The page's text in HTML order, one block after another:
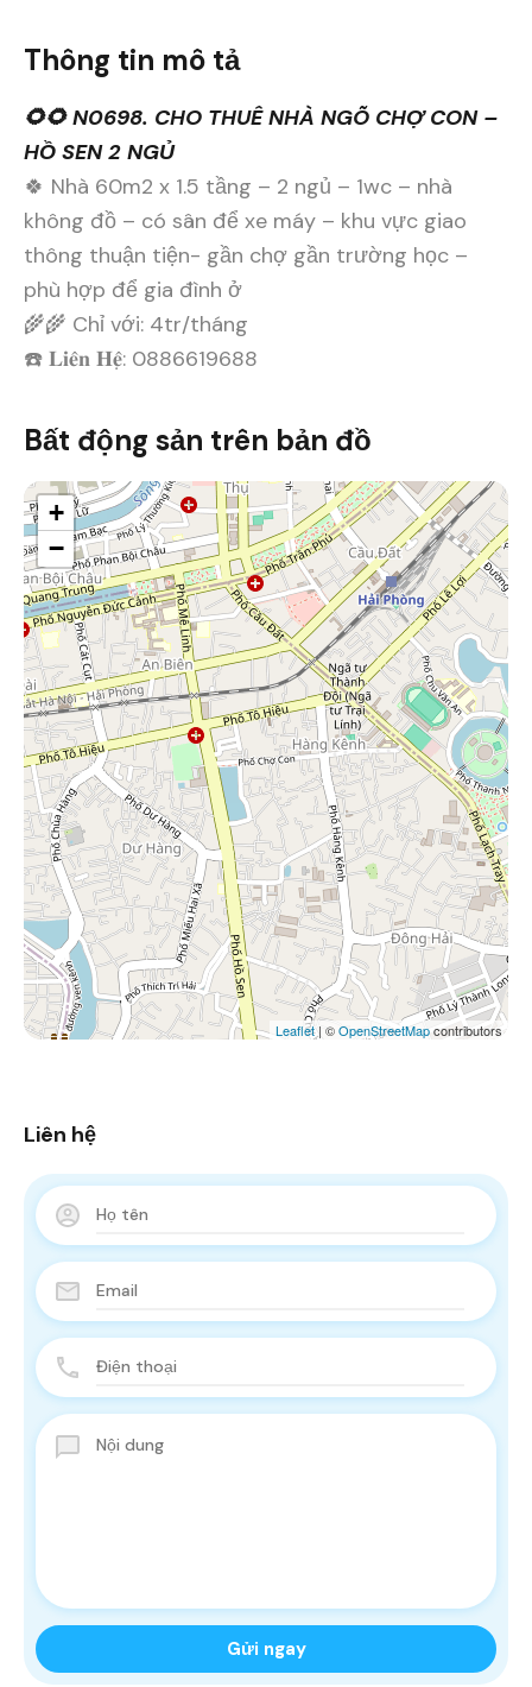
Thông tin mô tả
🌻🌻 N0698. CHO THUÊ NHÀ NGÕ CHỢ CON –
HỒ SEN 2 NGỦ
🍀 Nhà 60m2 x 1.5 tầng – 2 ngủ – 1wc – nhà
không đồ – có sân để xe máy – khu vực giao
thông thuận tiện- gần chợ gần trường học –
phù hợp để gia đình ở
🌾🌾 Chỉ với: 4tr/tháng
☎️ 𝐋𝐢𝐞̂𝐧 𝐇𝐞̣̂: 0886619688
Bất động sản trên bản đồ
+
−
Leaflet| ©OpenStreetMapcontributors
Liên hệ